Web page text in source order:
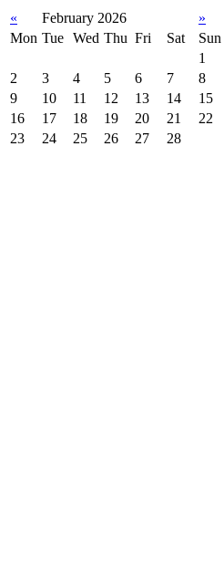
« February 2026
»
Mon Tue Wed Thu Fri Sat
Sun
1
2
3 4 5 6 7
8
9
10 11 12 13 14
15
16
17 18 19 20 21
22
23
24 25 26 27 28